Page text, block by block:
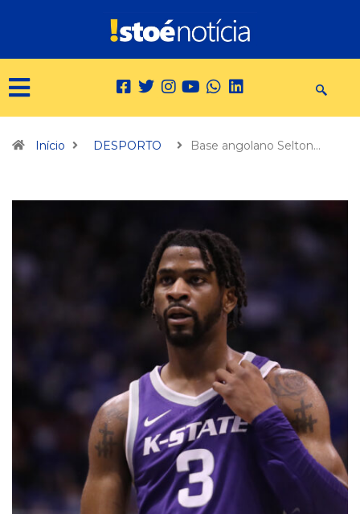
Início DESPORTO Base angolano Selton…